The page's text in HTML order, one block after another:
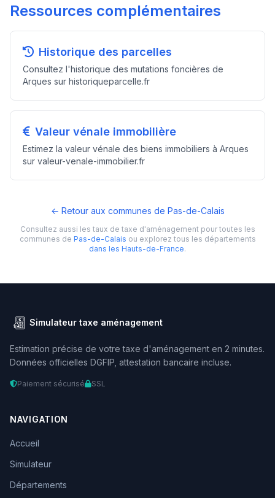
Ressources complémentaires
Historique des parcelles
Consultez l'historique des mutations foncières de
Arques sur historiqueparcelle.fr
Valeur vénale immobilière
Estimez la valeur vénale des biens immobiliers à Arques
sur valeur-venale-immobilier.fr
← Retour aux communes de Pas-de-Calais
Consultez aussi les taux de taxe d'aménagement pour toutes les
communes de Pas-de-Calais ou explorez tous les départements
dans les Hauts-de-France.
Simulateur taxe aménagement
Estimation précise de votre taxe d'aménagement en 2 minutes.
Données officielles DGFIP, attestation bancaire incluse.
Paiement sécurisé SSL
NAVIGATION
Accueil
Simulateur
Départements